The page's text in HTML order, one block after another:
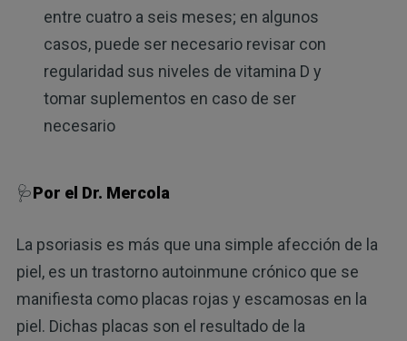
entre cuatro a seis meses; en algunos
casos, puede ser necesario revisar con
regularidad sus niveles de vitamina D y
tomar suplementos en caso de ser
necesario
🩺Por el Dr. Mercola
La psoriasis es más que una simple afección de la
piel, es un trastorno autoinmune crónico que se
manifiesta como placas rojas y escamosas en la
piel. Dichas placas son el resultado de la